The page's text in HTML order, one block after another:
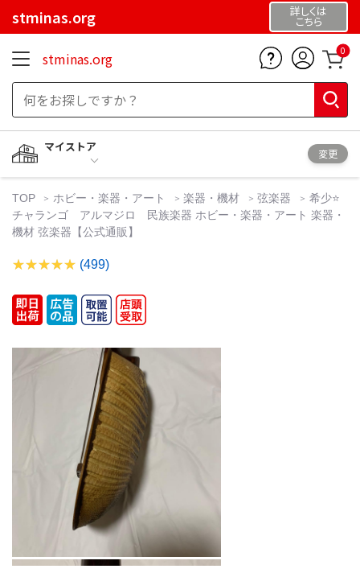
stminas.org 詳しくは
こちら
stminas.org 0
マイストア
変更
TOP ホビー・楽器・アート 楽器・機材 弦楽器
希少⭐️
チャランゴ アルマジロ 民族楽器 ホビー・楽器・アート 楽器・
機材 弦楽器【公式通販】
(499)